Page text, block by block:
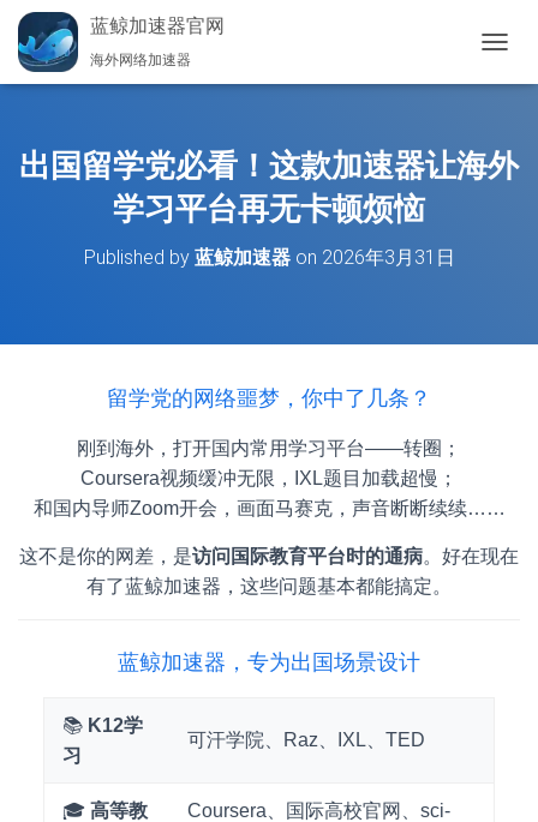
蓝鲸加速器官网
海外网络加速器
换
出国留学党必看！这款加速器让海外
学习平台再无卡顿烦恼
Published by 蓝鲸加速器on 2026年3月31日
留学党的网络噩梦，你中了几条？
刚到海外，打开国内常用学习平台——转圈；
Coursera视频缓冲无限，IXL题目加载超慢；
和国内导师Zoom开会，画面马赛克，声音断断续续……
这不是你的网差，是访问国际教育平台时的通病。好在现在
有了蓝鲸加速器，这些问题基本都能搞定。
蓝鲸加速器，专为出国场景设计
📚 K12学
习
可汗学院、Raz、IXL、TED
🎓 高等教
Coursera、国际高校官网、sci-